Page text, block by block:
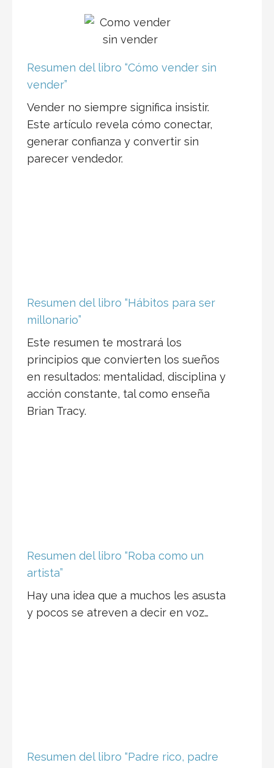
Resumen del libro “Cómo vender sin
vender”
Vender no siempre significa insistir.
Este artículo revela cómo conectar,
generar confianza y convertir sin
parecer vendedor.
Resumen del libro “Hábitos para ser
millonario”
Este resumen te mostrará los
principios que convierten los sueños
en resultados: mentalidad, disciplina y
acción constante, tal como enseña
Brian Tracy.
Resumen del libro “Roba como un
artista”
Hay una idea que a muchos les asusta
y pocos se atreven a decir en voz…
Resumen del libro “Padre rico, padre